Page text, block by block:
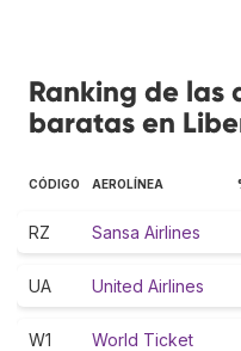
Ranking de las
baratas en
CÓDIGO AEROLÍNEA
RZ Sansa Airlines
UA United Airlines
W1 World Ticket